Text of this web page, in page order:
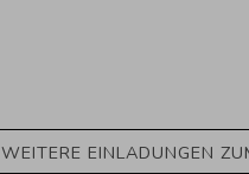
WEITERE EINLADUNGEN